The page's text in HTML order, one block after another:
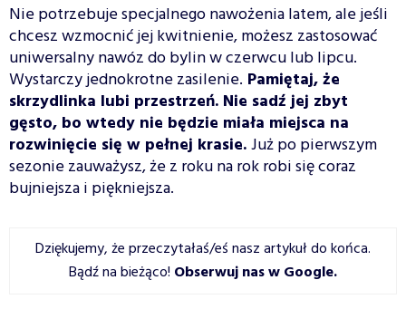
Nie potrzebuje specjalnego nawożenia latem, ale jeśli
chcesz wzmocnić jej kwitnienie, możesz zastosować
uniwersalny nawóz do bylin w czerwcu lub lipcu.
Wystarczy jednokrotne zasilenie. Pamiętaj, że
skrzydlinka lubi przestrzeń. Nie sadź jej zbyt
gęsto, bo wtedy nie będzie miała miejsca na
rozwinięcie się w pełnej krasie.Już po pierwszym
sezonie zauważysz, że z roku na rok robi się coraz
bujniejsza i piękniejsza.
Dziękujemy, że przeczytałaś/eś nasz artykuł do końca.
Bądź na bieżąco! Obserwuj nas w Google.